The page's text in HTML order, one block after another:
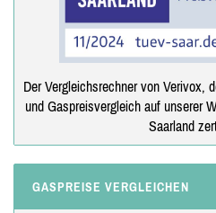
Der Vergleichsrechner von Verivox,
und Gaspreisvergleich auf unserer
Saarland
GASPREISE VERGLEICHEN